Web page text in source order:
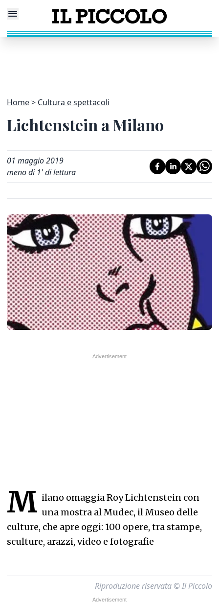
Home Cultura e spettacoli
Lichtenstein a Milano
01 maggio 2019
meno di 1' di lettura
M ilano omaggia Roy Lichtenstein con
una mostra al Mudec, il Museo delle
culture, che apre oggi: 100 opere, tra stampe,
sculture, arazzi, video e fotografie
Riproduzione riservata © Il Piccolo